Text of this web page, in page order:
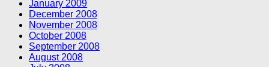
January 2009
December 2008
November 2008
October 2008
September 2008
August 2008